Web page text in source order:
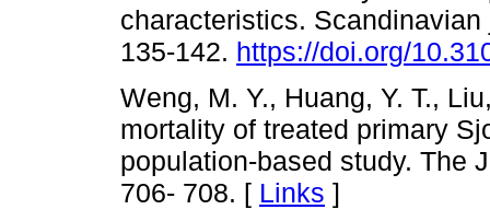
characteristics.
135-142. https://doi.org/
Weng, M. Y., Huang, Y. T.,
mortality of treated primary
population-based study. The
706- 708. [ Links ]